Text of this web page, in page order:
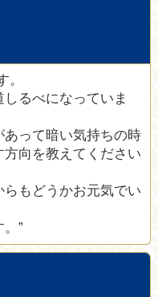
るべになっていま
って暗い気持ちの時
向を教えてください
もどうかお元気でい
”